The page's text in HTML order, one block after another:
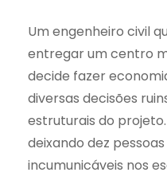
Um engenheiro civil
entregar um centro
decide fazer
diversas decisões
estruturais do
deixando dez
incumunicáveis nos